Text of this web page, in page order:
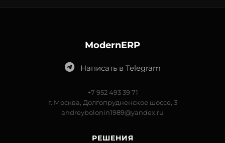
ModernERP
Написать в Telegram
+7 952 493 39 71
г. Москва, Долгопрудненское шоссе, 3
andreybolonin1989@yandex.ru
РЕШЕНИЯ